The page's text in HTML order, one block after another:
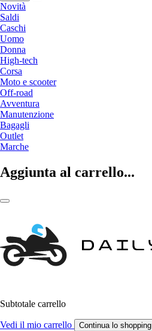
Novità
Saldi
Caschi
Uomo
Donna
High-tech
Corsa
Moto e scooter
Off-road
Avventura
Manutenzione
Bagagli
Outlet
Marche
Aggiunta al carrello...
Subtotale carrello
Vedi il mio carrello Continua lo shopping